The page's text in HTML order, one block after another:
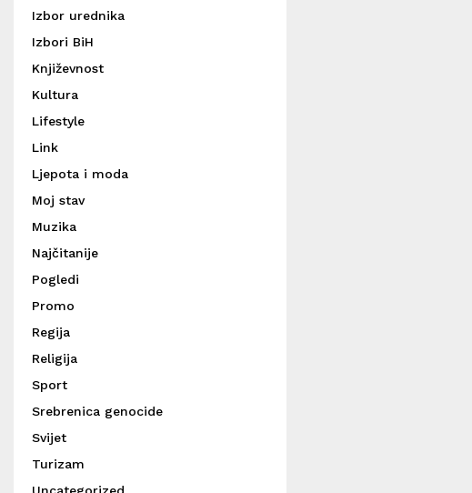
Izbor urednika
Izbori BiH
Književnost
Kultura
Lifestyle
Link
Ljepota i moda
Moj stav
Muzika
Najčitanije
Pogledi
Promo
Regija
Religija
Sport
Srebrenica genocide
Svijet
Turizam